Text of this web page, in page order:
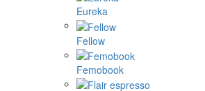
Eureka
Fellow
Femobook